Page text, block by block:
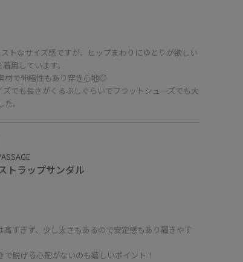
トなサイズ感ですが、ヒップまわりにゆとりが欲しい
用しています。
材で伸縮性もあり穿き心地◎
ズでも長さがくるぶしぐらいでフラットシューズでも大
。
トラップサンダル
高すぎず、少し太さもあるので安定感もあり履きやす
で脱げる心配がないのも嬉しいポイント！